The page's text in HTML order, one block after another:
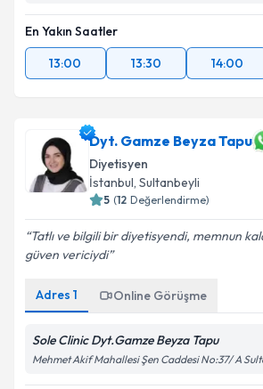
En Yakın Saatler
13:00
13:30 14:00
Dyt. Gamze Beyza Tapu
Diyetisyen
İstanbul, Sultanbeyli
5 (12 Değerlendirme)
Tatlı ve bilgili bir diyetisyendi, memnun
güven vericiydi
Adres 1 Online Görüşme
Sole Clinic Dyt.Gamze Beyza Tapu
Mehmet Akif Mahallesi Şen Caddesi No:37/ A